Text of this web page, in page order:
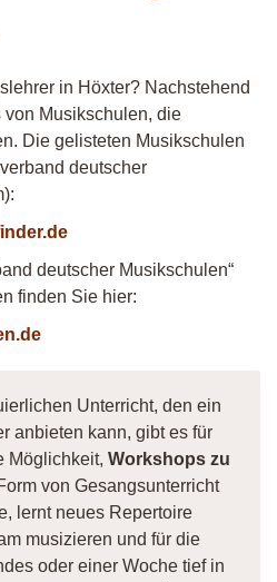
in Höxter? Nachstehend
Musikschulen, die
Die gelisteten Musikschulen
deutscher
deutscher Musikschulen“
finden Sie hier:
Unterricht, den ein
anbieten kann, gibt es für
Möglichkeit, Workshops zu
von Gesangsunterricht
lernt neues Repertoire
musizieren und für die
oder einer Woche tief in